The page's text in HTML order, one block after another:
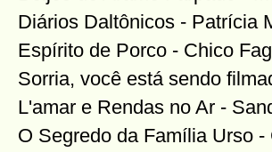
Diários Daltônicos - Patrícia
Espírito de Porco - Chico
Sorria, você está sendo
L'amar e Rendas no Ar -
O Segredo da Família Urso